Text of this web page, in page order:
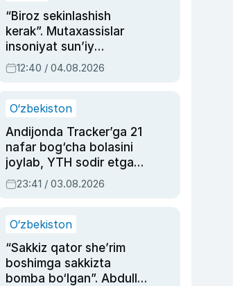
“Biroz sekinlashish
kerak”. Mutaxassislar
insoniyat sun’iy
intellektni boshqara
olmay qolishidan xavotir
12:40 / 04.08.2026
O‘zbekiston
Andijonda Tracker’ga 21
nafar bog‘cha bolasini
joylab, YTH sodir etgan
ayolga sud hukmi o‘qildi
23:41 / 03.08.2026
O‘zbekiston
“Sakkiz qator she’rim
boshimga sakkizta
bomba bo‘lgan”. Abdulla